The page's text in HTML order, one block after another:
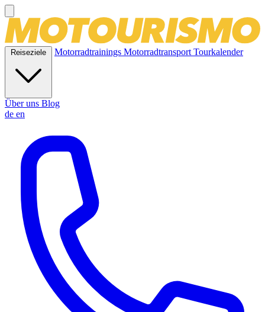
Reiseziele Motorradtrainings MotorradtransportTourkalender
Über uns Blog
de en